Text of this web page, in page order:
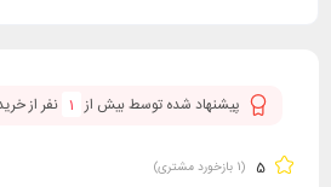
پیشنهاد شده توسط بیش از 1 نفر از
5
(
1 بازخورد مشتری)